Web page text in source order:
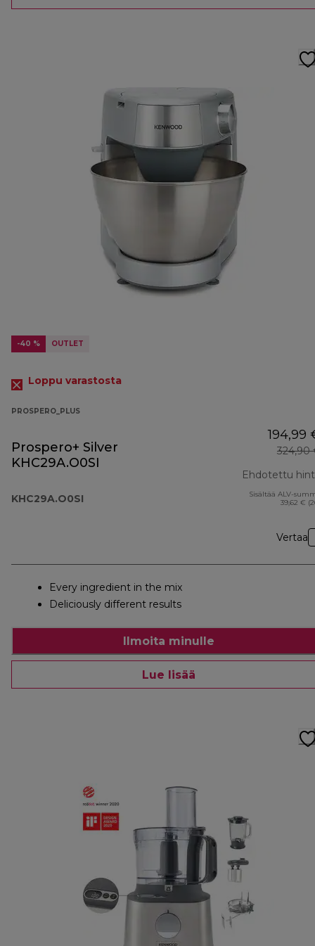
-40 % OUTLET
Loppu varastosta
PROSPERO_PLUS
Prospero+ Silver
KHC29A.O0SI
KHC29A.O0SI
194,99
324,90
Ehdotettu
Sisältää ALV-
39,62 €
Vertaa
Every ingredient in the mix
Deliciously different results
Ilmoita minulle
Lue lisää